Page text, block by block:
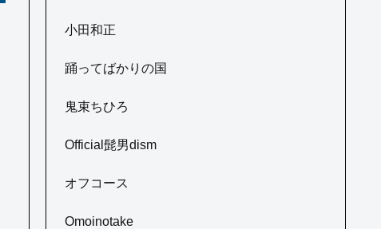
小田和正
踊ってばかりの国
鬼束ちひろ
Official髭男dism
オフコース
Omoinotake